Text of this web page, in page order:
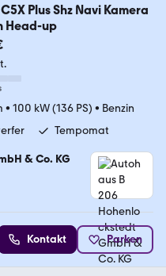
Plus Shz Navi Kamera
Head-up
• 100 kW (136 PS) • Benzin
Tempomat
& Co. KG
Kontakt Parken